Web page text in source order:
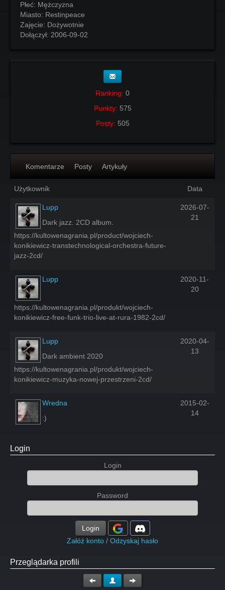
Płeć: Mężczyzna
Miasto: Restinpeace
Zajęcie: Dożywotnie
Dołączył: 2006-09-02
Ranking: 0
Punkty: 575
Posty: 505
Komentarze Posty Artykuły
Użytkownik Data
Lupp
Dark jazz. 2CD album.
https://kultowenagrania.pl/product/wojciech-
konikiewicz-transtechnological-orchestra-future-
jazz-2cd/
2026-07-
21
Lupp
https://kultowenagrania.pl/produkt/wojciech-
konikiewicz-free-funk-trio-live-at-rura-1982-2cd/
2020-11-
20
Lupp
Dark ambient 2020
https://kultowenagrania.pl/produkt/wojciech-
konikiewicz-muzyka-nowej-przestrzeni-2cd/
2020-04-
13
Wredna
:)
2015-02-
14
Login
Login
Password
Login
Załóż konto / Odzyskaj hasło
Przeglądarka profili